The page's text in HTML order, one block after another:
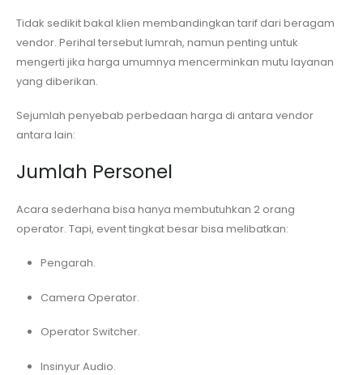
Tidak sedikit bakal klien membandingkan tarif dari beragam
vendor. Perihal tersebut lumrah, namun penting untuk
mengerti jika harga umumnya mencerminkan mutu layanan
yang diberikan.
Sejumlah penyebab perbedaan harga di antara vendor
antara lain:
Jumlah Personel
Acara sederhana bisa hanya membutuhkan 2 orang
operator. Tapi, event tingkat besar bisa melibatkan:
Pengarah.
Camera Operator.
Operator Switcher.
Insinyur Audio.